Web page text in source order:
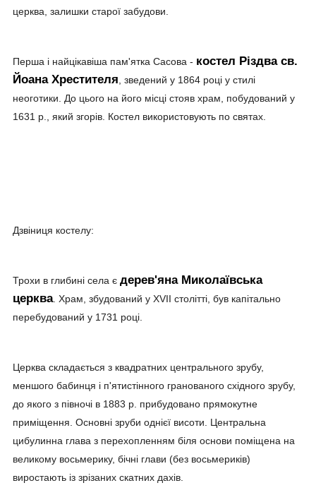
церква, залишки старої забудови.
Перша і найцікавіша пам'ятка Сасова - костел Різдва св.
Йоана Хрестителя, зведений у 1864 році у стилі
неоготики. До цього на його місці стояв храм, побудований у
1631 р., який згорів. Костел використовують по святах.
Дзвіниця костелу:
Трохи в глибині села є дерев'яна Миколаївська
церква. Храм, збудований у XVII столітті, був капітально
перебудований у 1731 році.
Церква складається з квадратних центрального зрубу,
меншого бабинця і п'ятистінного гранованого східного зрубу,
до якого з півночі в 1883 р. прибудовано прямокутне
приміщення. Основні зруби однієї висоти. Центральна
цибулинна глава з перехопленням біля основи поміщена на
великому восьмерику, бічні глави (без восьмериків)
виростають із зрізаних скатних дахів.